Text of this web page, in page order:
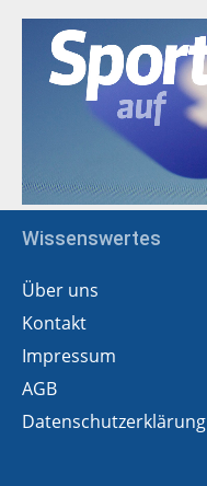
Wissenswertes
Über uns
Kontakt
Impressum
AGB
Datenschutzerklärung